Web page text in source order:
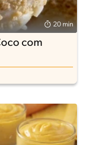
20 min
com